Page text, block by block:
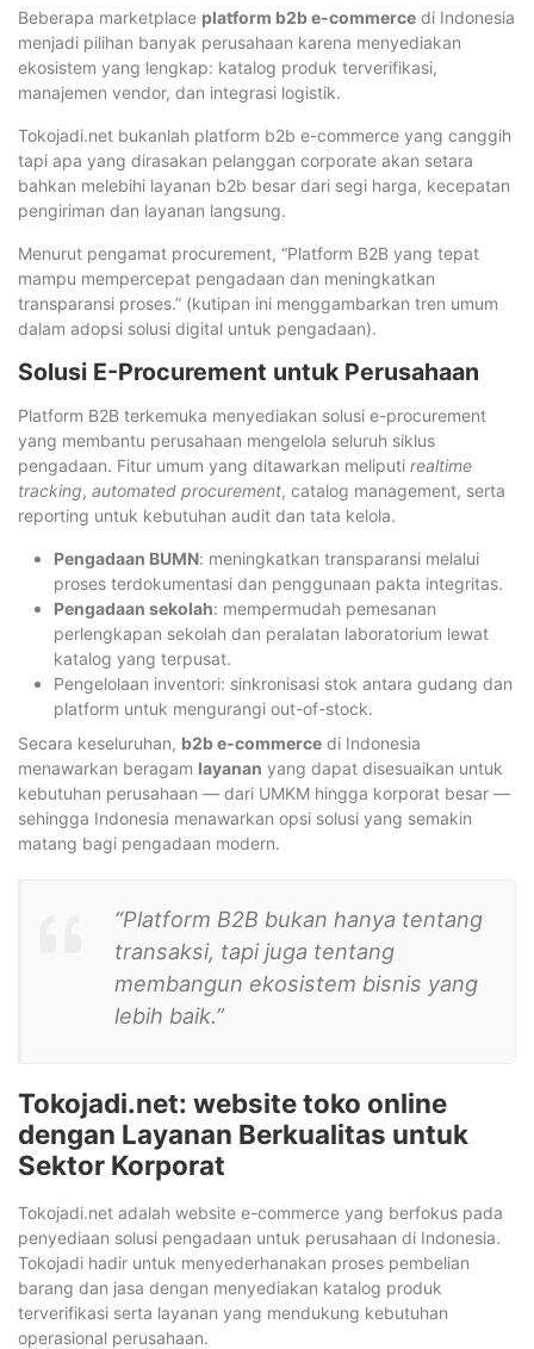
Beberapa marketplace platform b2b e-commerce di Indonesia
menjadi pilihan banyak perusahaan karena menyediakan
ekosistem yang lengkap: katalog produk terverifikasi,
manajemen vendor, dan integrasi logistik.
Tokojadi.net bukanlah platform b2b e-commerce yang canggih
tapi apa yang dirasakan pelanggan corporate akan setara
bahkan melebihi layanan b2b besar dari segi harga, kecepatan
pengiriman dan layanan langsung.
Menurut pengamat procurement, “Platform B2B yang tepat
mampu mempercepat pengadaan dan meningkatkan
transparansi proses.” (kutipan ini menggambarkan tren umum
dalam adopsi solusi digital untuk pengadaan).
Solusi E-Procurement untuk Perusahaan
Platform B2B terkemuka menyediakan solusi e-procurement
yang membantu perusahaan mengelola seluruh siklus
pengadaan. Fitur umum yang ditawarkan meliputi realtime
tracking, automated procurement, catalog management, serta
reporting untuk kebutuhan audit dan tata kelola.
Pengadaan BUMN: meningkatkan transparansi melalui
proses terdokumentasi dan penggunaan pakta integritas.
Pengadaan sekolah: mempermudah pemesanan
perlengkapan sekolah dan peralatan laboratorium lewat
katalog yang terpusat.
Pengelolaan inventori: sinkronisasi stok antara gudang dan
platform untuk mengurangi out-of-stock.
Secara keseluruhan, b2b e-commerce di Indonesia
menawarkan beragam layanan yang dapat disesuaikan untuk
kebutuhan perusahaan — dari UMKM hingga korporat besar —
sehingga Indonesia menawarkan opsi solusi yang semakin
matang bagi pengadaan modern.
“Platform B2B bukan hanya tentang
transaksi, tapi juga tentang
membangun ekosistem bisnis yang
lebih baik.”
Tokojadi.net: website toko online
dengan Layanan Berkualitas untuk
Sektor Korporat
Tokojadi.net adalah website e-commerce yang berfokus pada
penyediaan solusi pengadaan untuk perusahaan di Indonesia.
Tokojadi hadir untuk menyederhanakan proses pembelian
barang dan jasa dengan menyediakan katalog produk
terverifikasi serta layanan yang mendukung kebutuhan
operasional perusahaan.